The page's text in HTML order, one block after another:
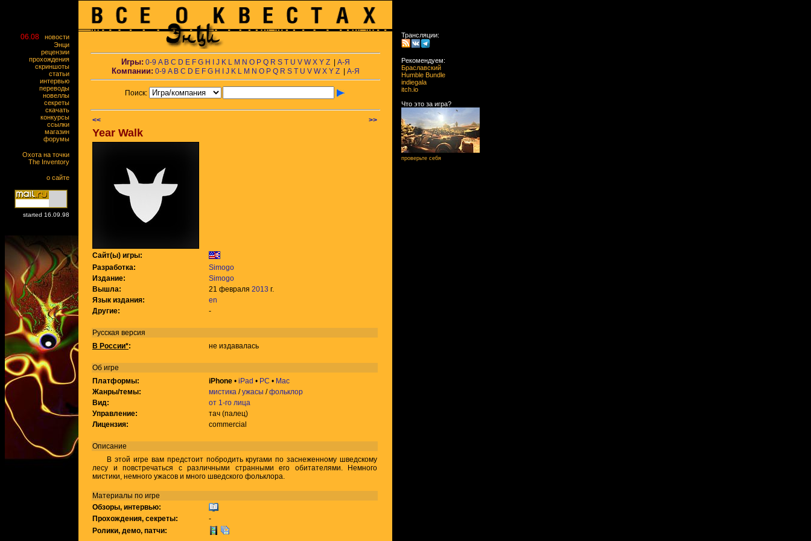
06.08
новости
Энци
рецензии
прохождения
скриншоты
статьи
интервью
переводы
новеллы
секреты
скачать
конкурсы
ссылки
магазин
форумы
Охота на точки
The Inventory
о сайте
started 16.09.98
Игры: 0-9 A B C D E F G H J K L M N O P Q R S T U V W X Y Z| А-Я
Компании: 0-9 A B C D E F G H J K L M N O P Q R S T U V W X Y Z| А-Я
Поиск:
<< >>
Year Walk
Сайт(ы) игры:
Разработка:
Simogo
Издание:
Simogo
Вышла:
21 февраля 2013 г.
Язык издания:
en
Другие:
-
Русская версия
В России*: не издавалась
Об игре
Платформы:
iPhone • iPad • PC • Mac
Жанры/темы:
мистика /ужасы /фольклор
Вид:
от 1-го лица
Управление:
тач (палец)
Лицензия:
commercial
Описание
В этой игре вам предстоит побродить кругами по заснеженному шведскому
лесу и повстречаться с различными странными его обитателями. Немного
мистики, немного ужасов и много шведского фольклора.
Материалы по игре
Обзоры, интервью:
Прохождения, секреты:
-
Ролики, демо, патчи:
Трансляции:
Рекомендуем:
Браславский
Humble Bundle
indiegala
itch.io
Что это за игра?
проверьте себя